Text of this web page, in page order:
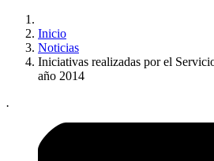
Inicio
Noticias
Iniciativas realizadas por el
año 2014
.